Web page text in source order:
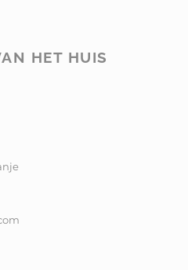
HET HUIS